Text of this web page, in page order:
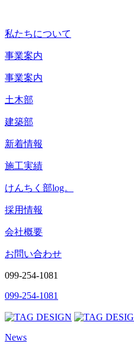
私たちについて
事業案内
事業案内
土木部
建築部
新着情報
施工実績
けんちく部log。
採用情報
会社概要
お問い合わせ
099-254-1081
099-254-1081
News